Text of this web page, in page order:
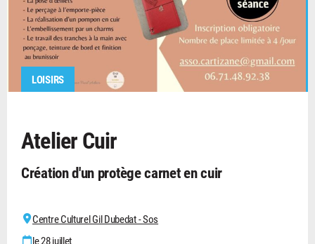
LOISIRS
Atelier Cuir
Création d'un protège carnet en cuir
Centre Culturel Gil Dubedat - Sos
le 28 juillet